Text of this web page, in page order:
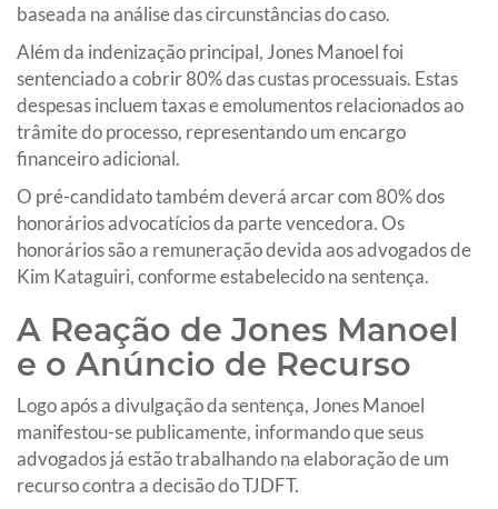
baseada na análise das circunstâncias do caso.
Além da indenização principal, Jones Manoel foi
sentenciado a cobrir 80% das custas processuais. Estas
despesas incluem taxas e emolumentos relacionados ao
trâmite do processo, representando um encargo
financeiro adicional.
O pré-candidato também deverá arcar com 80% dos
honorários advocatícios da parte vencedora. Os
honorários são a remuneração devida aos advogados de
Kim Kataguiri, conforme estabelecido na sentença.
A Reação de Jones Manoel
e o Anúncio de Recurso
Logo após a divulgação da sentença, Jones Manoel
manifestou-se publicamente, informando que seus
advogados já estão trabalhando na elaboração de um
recurso contra a decisão do TJDFT.